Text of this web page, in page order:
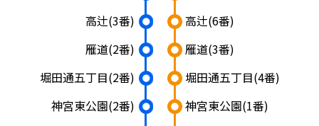
高辻(3番)
雁道(2番)
堀田通五丁目(2番)
神宮東公園(2番) 神宮東公園(1番)
堀田通五丁目(4番)
雁道(3番)
高辻(6番)